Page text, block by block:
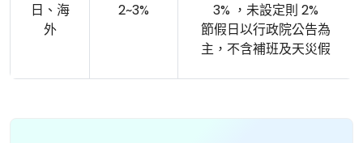
日、海
外
2~3%
3% ，未設定則 2%
節假日以行政院公告為
主，不含補班及天災假